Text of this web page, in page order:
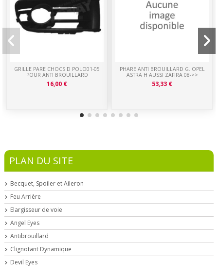
GRILLE PARE CHOCS D POLO01-05
POUR ANTI BROUILLARD
16,00 €
PHARE ANTI BROUILLARD G. OPEL
ASTRA H AUSSI ZAFIRA 08->>
53,33 €
PLAN DU SITE
Becquet, Spoiler et Aileron
Feu Arrière
Elargisseur de voie
Angel Eyes
Antibrouillard
Clignotant Dynamique
Devil Eyes